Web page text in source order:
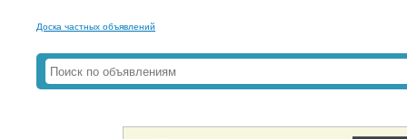
Доска частных объявлений